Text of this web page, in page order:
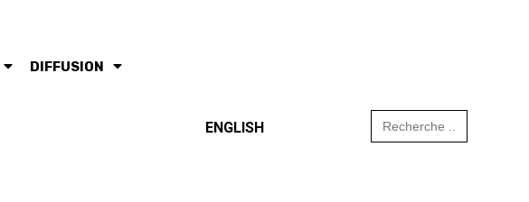
DIFFUSION
ENGLISH
Search
for: